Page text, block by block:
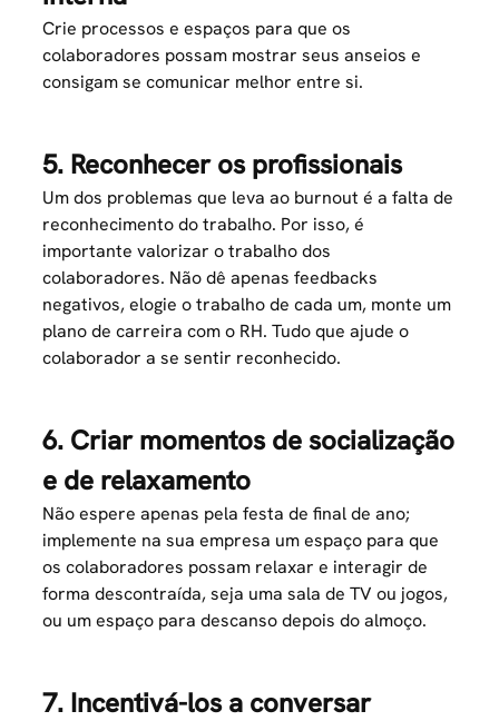
Crie processos e espaços para que os
colaboradores possam mostrar seus anseios e
consigam se comunicar melhor entre si.
5. Reconhecer os profissionais
Um dos problemas que leva ao burnout é a falta de
reconhecimento do trabalho. Por isso, é
importante valorizar o trabalho dos
colaboradores. Não dê apenas feedbacks
negativos, elogie o trabalho de cada um, monte um
plano de carreira com o RH. Tudo que ajude o
colaborador a se sentir reconhecido.
6. Criar momentos de socialização
e de relaxamento
Não espere apenas pela festa de final de ano;
implemente na sua empresa um espaço para que
os colaboradores possam relaxar e interagir de
forma descontraída, seja uma sala de TV ou jogos,
ou um espaço para descanso depois do almoço.
7. Incentivá-los a conversar